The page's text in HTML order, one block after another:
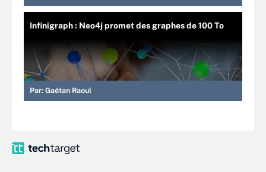
Infinigraph : Neo4j promet des graphes de 100 To
Par: Gaétan Raoul